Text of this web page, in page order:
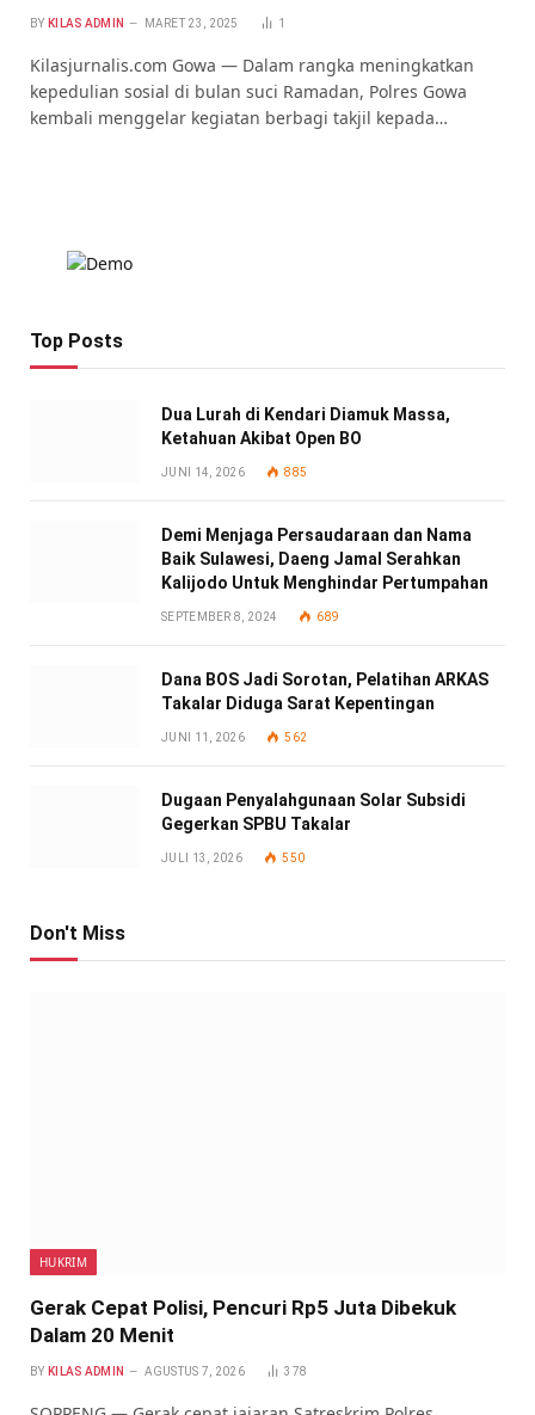
BY KILAS ADMIN MARET 23, 2025 1
Kilasjurnalis.com Gowa — Dalam rangka meningkatkan
kepedulian sosial di bulan suci Ramadan, Polres Gowa
kembali menggelar kegiatan berbagi takjil kepada…
Top Posts
Dua Lurah di Kendari Diamuk Massa,
Ketahuan Akibat Open BO
JUNI 14, 2026 885
Demi Menjaga Persaudaraan dan Nama
Baik Sulawesi, Daeng Jamal Serahkan
Kalijodo Untuk Menghindar Pertumpahan
SEPTEMBER 8, 2024 689
Dana BOS Jadi Sorotan, Pelatihan ARKAS
Takalar Diduga Sarat Kepentingan
JUNI 11, 2026 562
Dugaan Penyalahgunaan Solar Subsidi
Gegerkan SPBU Takalar
JULI 13, 2026 550
Don't Miss
HUKRIM
Gerak Cepat Polisi, Pencuri Rp5 Juta Dibekuk
Dalam 20 Menit
BY KILAS ADMIN AGUSTUS 7, 2026 378